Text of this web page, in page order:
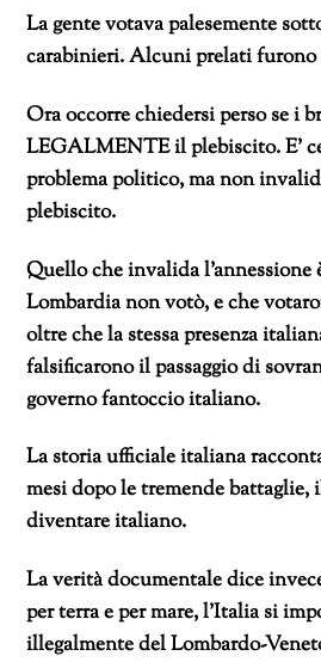
La gente votava palesemente
carabinieri. Alcuni prelati furono
Ora occorre chiedersi perso se i
LEGALMENTE il plebiscito. E’
problema politico, ma non
plebiscito.
Quello che invalida
Lombardia non votò, e che
oltre che la stessa presenza
falsificarono il passaggio di
governo fantoccio italiano.
La storia ufficiale italiana
mesi dopo le tremende battaglie,
diventare italiano.
La verità documentale dice
per terra e per mare, l’Italia si
illegalmente del Lombardo-